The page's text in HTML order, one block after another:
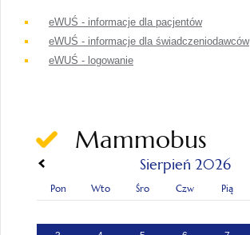
eWUŚ - informacje dla pacjentów
eWUŚ - informacje dla świadczeniodawców
eWUŚ - logowanie
Mammobus
Sierpień 2026
Pon Wto Śro Czw Pią